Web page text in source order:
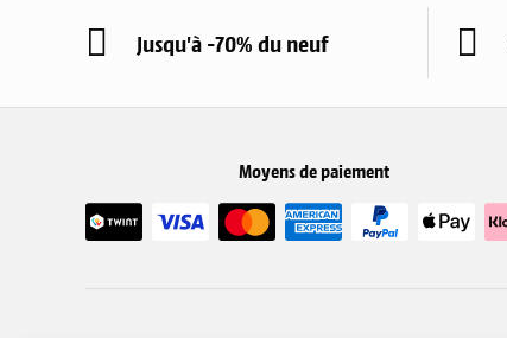
Jusqu'à -70% du neuf
Moyens de paiement